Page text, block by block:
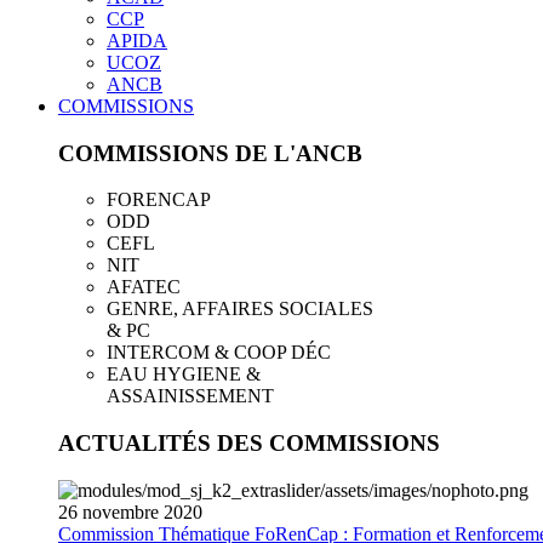
CCP
APIDA
UCOZ
ANCB
COMMISSIONS
COMMISSIONS DE L'ANCB
FORENCAP
ODD
CEFL
NIT
AFATEC
GENRE, AFFAIRES SOCIALES
& PC
INTERCOM & COOP DÉC
EAU HYGIENE &
ASSAINISSEMENT
ACTUALITÉS DES COMMISSIONS
26 novembre 2020
Commission Thématique FoRenCap : Formation et